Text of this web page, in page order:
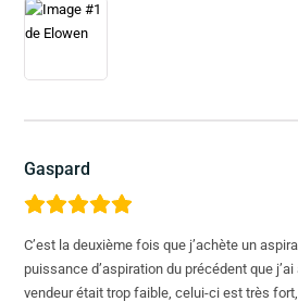
Gaspard
C’est la deuxième fois que j’achète un
puissance d’aspiration du précédent que
vendeur était trop faible, celui-ci est très